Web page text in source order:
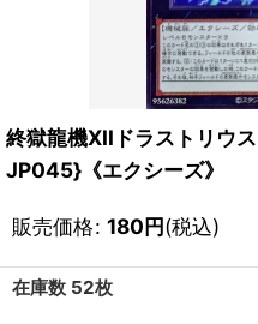
終獄龍機XIIドラストリウ
JP045}《エクシーズ》
販売価格: 180円(税込)
在庫数 52枚